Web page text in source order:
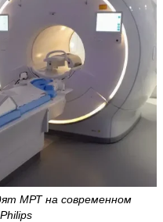
МРТ на современном